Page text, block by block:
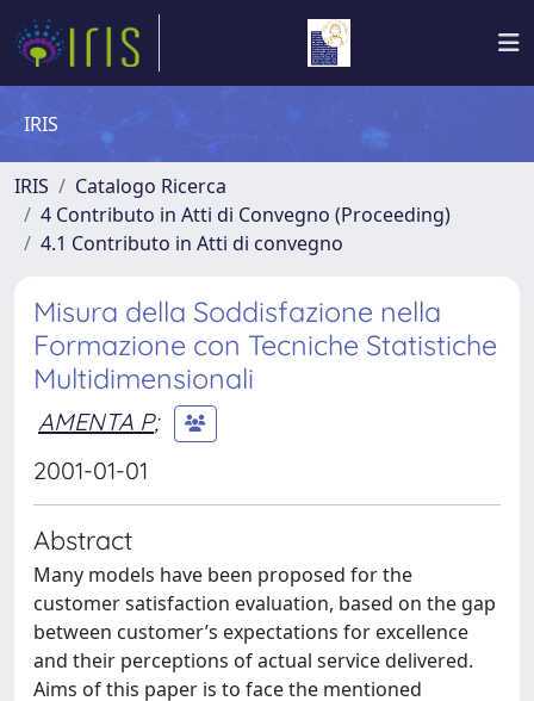
IRIS
IRIS
Catalogo Ricerca
4 Contributo in Atti di Convegno (Proceeding)
4.1 Contributo in Atti di convegno
Misura della Soddisfazione nella
Formazione con Tecniche Statistiche
Multidimensionali
AMENTA P;
2001-01-01
Abstract
Many models have been proposed for the
customer satisfaction evaluation, based on the gap
between customer’s expectations for excellence
and their perceptions of actual service delivered.
Aims of this paper is to face the mentioned